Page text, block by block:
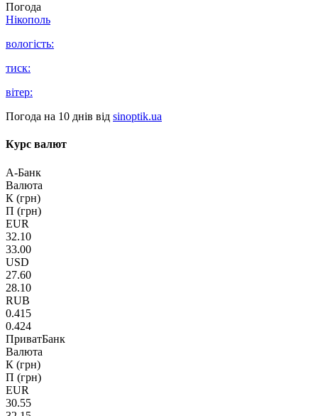
Погода
Нікополь
вологість:
тиск:
вітер:
Погода на 10 днів від sinoptik.ua
Курс валют
А-Банк
Валюта
К (грн)
П (грн)
EUR
32.10
33.00
USD
27.60
28.10
RUB
0.415
0.424
ПриватБанк
Валюта
К (грн)
П (грн)
EUR
30.55